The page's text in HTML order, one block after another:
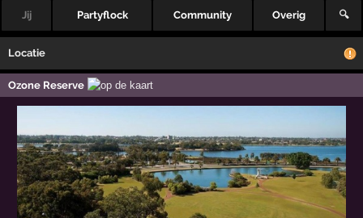
Jij Partyflock Community Overig 🔍
Locatie
Ozone Reserve